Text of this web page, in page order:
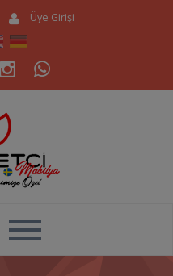
Üye Girişi